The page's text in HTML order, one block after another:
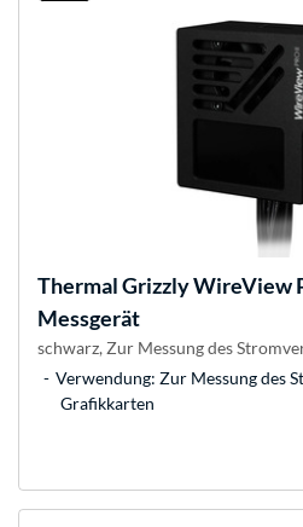
Thermal GrizzlyWireView
Messgerät
schwarz, Zur Messung des
Verwendung: Zur Messung des
Grafikkarten